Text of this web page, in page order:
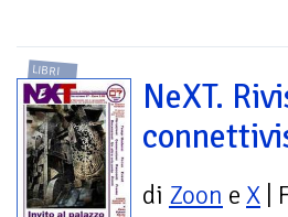
LIBRI
NeXT.
di Zoon e X |